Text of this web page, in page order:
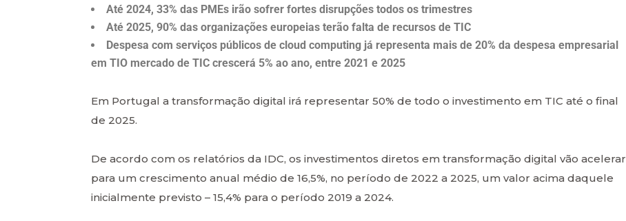
Até 2024, 33% das PMEs irão sofrer fortes disrupções todos os trimestres
Até 2025, 90% das organizações europeias terão falta de recursos de TIC
Despesa com serviços públicos de cloud computing já representa mais de 20% da despesa empresarial
em TIO mercado de TIC crescerá 5% ao ano, entre 2021 e 2025
Em Portugal a transformação digital irá representar 50% de todo o investimento em TIC até o final
de 2025.
De acordo com os relatórios da IDC, os investimentos diretos em transformação digital vão acelerar
para um crescimento anual médio de 16,5%, no período de 2022 a 2025, um valor acima daquele
inicialmente previsto – 15,4% para o período 2019 a 2024.